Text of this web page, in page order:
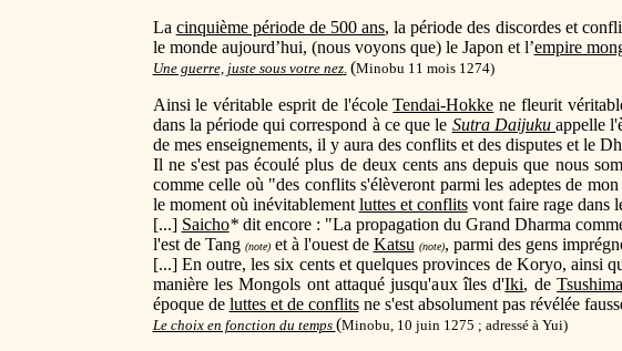
La cinquième période de 500 ans, la période des discordes et
le monde aujourd’hui, (nous voyons que) le Japon et l’empire
Une guerre, juste sous votre nez. (Minobu 11 mois 1274)
Ainsi le véritable esprit de l'écoleTendai-Hokke ne fleurit
dans la période qui correspond à ce que le Sutra Daijuku appelle
de mes enseignements, il y aura des conflits et des disputes et le
Il ne s'est pas écoulé plus de deux cents ans depuis que nous
comme celle où "des conflits s'élèveront parmi les adeptes de
le moment où inévitablement luttes et conflitsvont faire rage dans
[...] Saicho*dit encore : "La propagation du Grand Dharma
l'est de Tang (note)et à l'ouest de Katsu (note), parmi des gens
[...] En outre, les six cents et quelques provinces de Koryo, ainsi
manière les Mongols ont attaqué jusqu'aux îles d'Iki, deTsushima
époque de luttes et de conflitsne s'est absolument pas révélée
Le choix en fonction du temps (Minobu, 10 juin 1275 ; adressé à Yui)